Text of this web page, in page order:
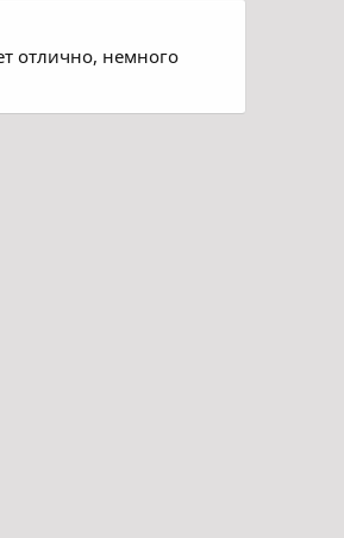
отлично, немного